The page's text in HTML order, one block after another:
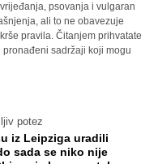
psovanja i vulgaran
ali to ne obavezuje
pravila. Čitanjem prihvatate
sadržaji koji mogu
potez
iz Leipziga uradili
sada se niko nije